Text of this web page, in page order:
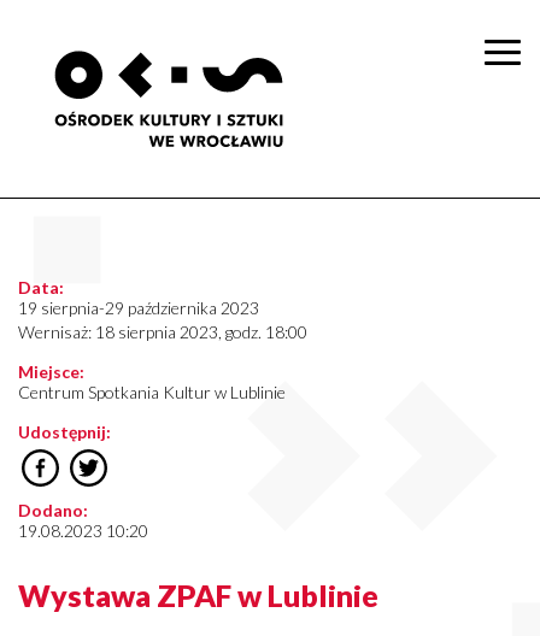
Data:
19 sierpnia-29 października 2023
Wernisaż: 18 sierpnia 2023, godz. 18:00
Miejsce:
Centrum Spotkania Kultur w Lublinie
Udostępnij:
Dodano:
19.08.2023 10:20
Wystawa ZPAF w Lublinie